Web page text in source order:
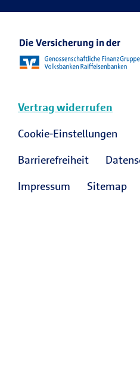
Vertrag widerrufen
Cookie-Einstellungen
Barrierefreiheit
Impressum
Sitemap